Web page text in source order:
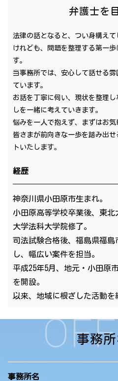
弁護士を
法律の話となると、つい身構えて
けれども、問題を整理する第一
す。
当事務所では、安心して話せる
ています。
お話を丁寧に伺い、現状を整理
しを一緒に考えていきます。
悩みを一人で抱えず、まずはお気
皆さまが前向きな一歩を踏み出
トいたします。
経歴
神奈川県小田原市生まれ。
小田原高等学校卒業後、東
大学法科大学院修了。
司法試験合格後、福島県福
し、幅広い案件を担当。
平成25年5月、地元・小田原
を開設。
以来、地域に根ざした活動を
事務
事務所名